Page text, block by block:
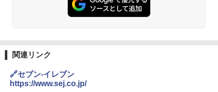
関連リンク
🔗セブン-イレブン
https://www.sej.co.jp/